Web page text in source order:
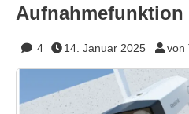
Aufnahmefunktion
4 14. Januar 2025 von